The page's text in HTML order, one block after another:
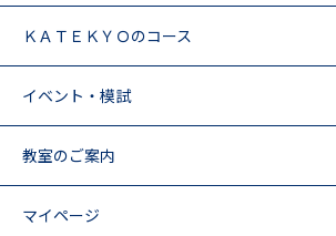
ＫＡＴＥＫＹＯのコース
イベント・模試
教室のご案内
マイページ